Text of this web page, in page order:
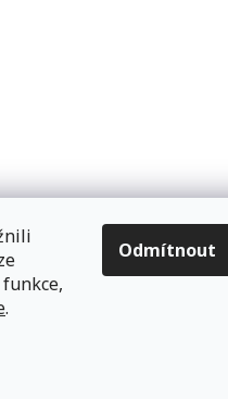
.
Odmítnout
- web společnosti